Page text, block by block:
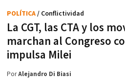
La CGT, las CTA y los
marchan al Congreso
impulsa Milei
POLÍTICA/ Conflictividad
PorAlejandro Di Biasi